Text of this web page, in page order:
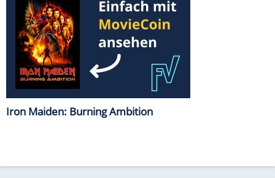
Iron Maiden: Burning Ambition